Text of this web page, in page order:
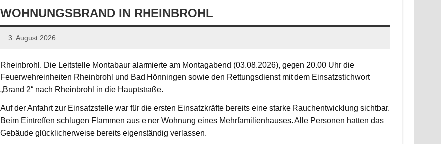
WOHNUNGSBRAND IN RHEINBROHL
3. August 2026
Rheinbrohl. Die Leitstelle Montabaur alarmierte am Montagabend (03.08.2026), gegen 20.00 Uhr die
Feuerwehreinheiten Rheinbrohl und Bad Hönningen sowie den Rettungsdienst mit dem Einsatzstichwort
„Brand 2“ nach Rheinbrohl in die Hauptstraße.
Auf der Anfahrt zur Einsatzstelle war für die ersten Einsatzkräfte bereits eine starke Rauchentwicklung sichtbar.
Beim Eintreffen schlugen Flammen aus einer Wohnung eines Mehrfamilienhauses. Alle Personen hatten das
Gebäude glücklicherweise bereits eigenständig verlassen.